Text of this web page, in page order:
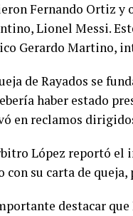
Fernando Ortiz y
Lionel Messi.
Gerardo Martino,
de Rayados se
haber estado
en reclamos
López reportó el
con su carta de
destacar